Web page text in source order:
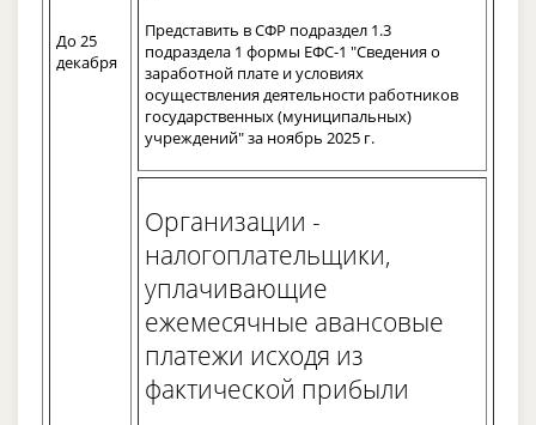
До 25
декабря
Представить в СФР подраздел 1.3
подраздела 1 формы ЕФС-1 "Сведения о
заработной плате и условиях
осуществления деятельности работников
государственных (муниципальных)
учреждений" за ноябрь 2025 г.
Организации -
налогоплательщики,
уплачивающие
ежемесячные авансовые
платежи исходя из
фактической прибыли